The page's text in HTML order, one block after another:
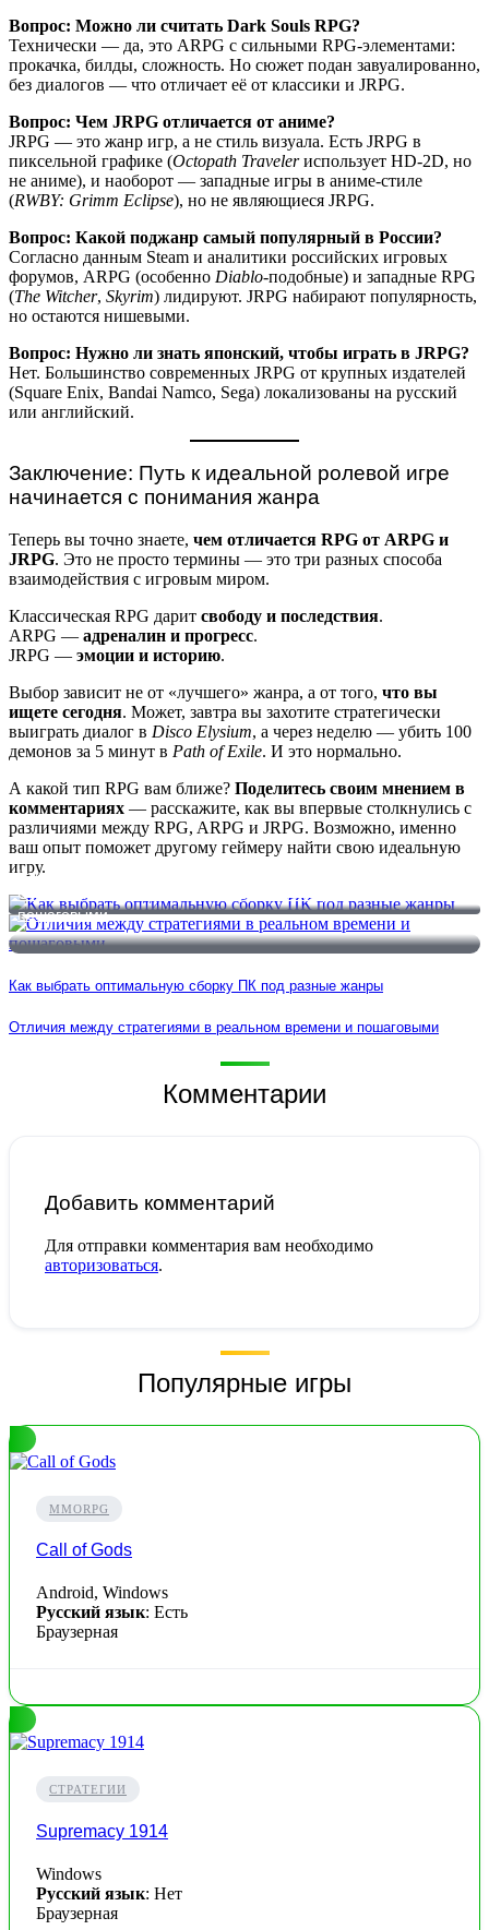
Вопрос: Можно ли считать Dark Souls RPG?
Технически — да, это ARPG с сильными RPG-элементами:
прокачка, билды, сложность. Но сюжет подан завуалированно,
без диалогов — что отличает её от классики и JRPG.
Вопрос: Чем JRPG отличается от аниме?
JRPG — это жанр игр, а не стиль визуала. Есть JRPG в
пиксельной графике (Octopath Travelerиспользует HD-2D, но
не аниме), и наоборот — западные игры в аниме-стиле
(RWBY: Grimm Eclipse), но не являющиеся JRPG.
Вопрос: Какой поджанр самый популярный в России?
Согласно данным Steam и аналитики российских игровых
форумов, ARPG (особенно Diablo-подобные) и западные RPG
(The Witcher, Skyrim) лидируют. JRPG набирают популярность,
но остаются нишевыми.
Вопрос: Нужно ли знать японский, чтобы играть в JRPG?
Нет. Большинство современных JRPG от крупных издателей
(Square Enix, Bandai Namco, Sega) локализованы на русский
или английский.
Заключение: Путь к идеальной ролевой игре
начинается с понимания жанра
Теперь вы точно знаете, чем отличается RPG от ARPG и
JRPG. Это не просто термины — это три разных способа
взаимодействия с игровым миром.
Классическая RPG дарит свободу и последствия.
ARPG — адреналин и прогресс.
JRPG — эмоции и историю.
Выбор зависит не от «лучшего» жанра, а от того, что вы
ищете сегодня. Может, завтра вы захотите стратегически
выиграть диалог в Disco Elysium, а через неделю — убить 100
демонов за 5 минут в Path of Exile. И это нормально.
А какой тип RPG вам ближе? Поделитесь своим мнением в
комментариях — расскажите, как вы впервые столкнулись с
различиями между RPG, ARPG и JRPG. Возможно, именно
ваш опыт поможет другому геймеру найти свою идеальную
игру.
Как выбрать оптимальную сборку ПК под разные жанры
Отличия между стратегиями в реальном времени и
пошаговыми
Как выбрать оптимальную сборку ПК под разные жанры
Отличия между стратегиями в реальном времени и пошаговыми
Комментарии
Добавить комментарий
Для отправки комментария вам необходимо
авторизоваться.
Популярные игры
MMORPG
Call of Gods
Android, Windows
Русский язык: Есть
Браузерная
СТРАТЕГИИ
Supremacy 1914
Windows
Русский язык: Нет
Браузерная